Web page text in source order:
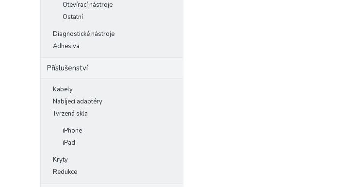
Otevírací nástroje
Ostatní
Diagnostické nástroje
Adhesiva
Příslušenství
Kabely
Nabíjecí adaptéry
Tvrzená skla
iPhone
iPad
Kryty
Redukce